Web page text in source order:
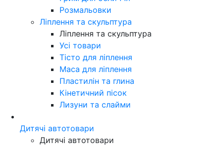
Розмальовки
Ліплення та скульптура
Ліплення та скульптура
Усі товари
Тісто для ліплення
Маса для ліплення
Пластилін та глина
Кінетичний пісок
Лизуни та слайми
Дитячі автотовари
Дитячі автотовари